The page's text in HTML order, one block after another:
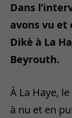
Dans
avons vu et
Dikè à La
Beyrouth.
À La Haye,
à nu et en